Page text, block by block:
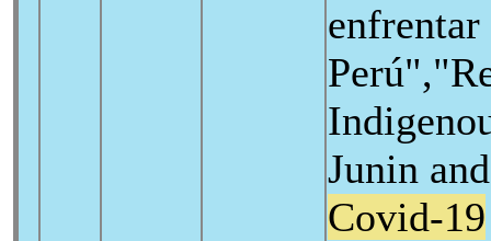
Junin
Covid-19